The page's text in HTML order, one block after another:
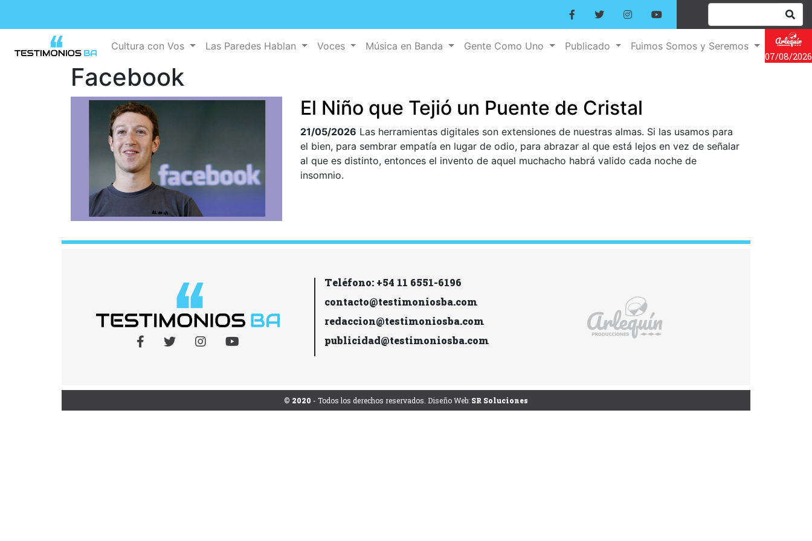
Cultura con Vos Las Paredes Hablan Voces Música en Banda Gente Como Uno Publicado
Fuimos Somos y Seremos
07/08/2026
Facebook
El Niño que Tejió un Puente de Cristal
21/05/2026 Las herramientas digitales son extensiones de nuestras almas. Si las usamos para
el bien, para sembrar empatía en lugar de odio, para abrazar al que está lejos en vez de señalar
al que es distinto, entonces el invento de aquel muchacho habrá valido cada noche de
insomnio.
Teléfono: +54 11 6551-6196
contacto@testimoniosba.com
redaccion@testimoniosba.com
publicidad@testimoniosba.com
© 2020 - Todos los derechos reservados. Diseño Web: SR Soluciones